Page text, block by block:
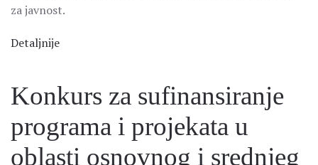
za javnost.
Detaljnije
Konkurs za sufinansiranje
programa i projekata u
oblasti osnovnog i srednjeg